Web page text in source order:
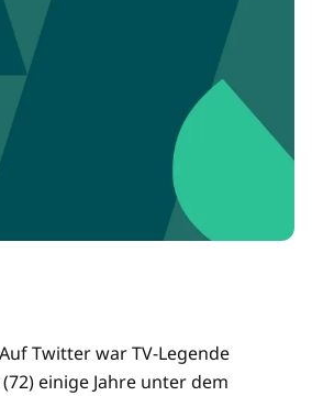
Twitter war TV-Legende
einige Jahre unter dem